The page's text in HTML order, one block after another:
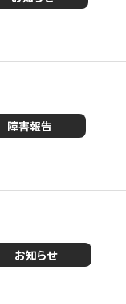
障害報告
お知らせ